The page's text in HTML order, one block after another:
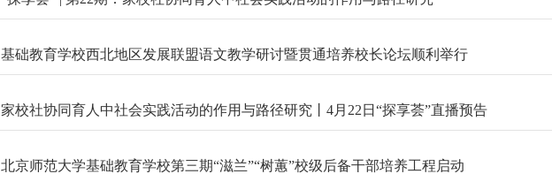
基础教育学校西北地区发展联盟语文教学研讨暨贯通培养校长论坛顺利举行
家校社协同育人中社会实践活动的作用与路径研究丨4月22日“探享荟”直播预告
北京师范大学基础教育学校第三期“滋兰”“树蕙”校级后备干部培养工程启动